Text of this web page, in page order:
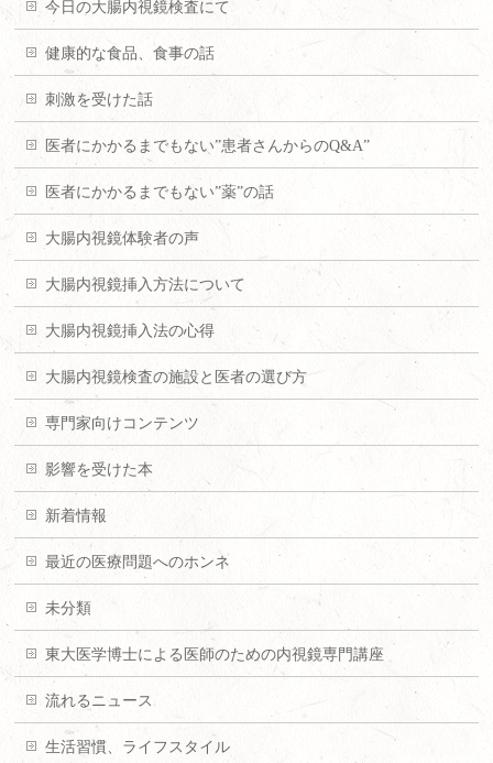
今日の大腸内視鏡検査にて
健康的な食品、食事の話
刺激を受けた話
医者にかかるまでもない”患者さんからのQ&A”
医者にかかるまでもない”薬”の話
大腸内視鏡体験者の声
大腸内視鏡挿入方法について
大腸内視鏡挿入法の心得
大腸内視鏡検査の施設と医者の選び方
専門家向けコンテンツ
影響を受けた本
新着情報
最近の医療問題へのホンネ
未分類
東大医学博士による医師のための内視鏡専門講座
流れるニュース
生活習慣、ライフスタイル